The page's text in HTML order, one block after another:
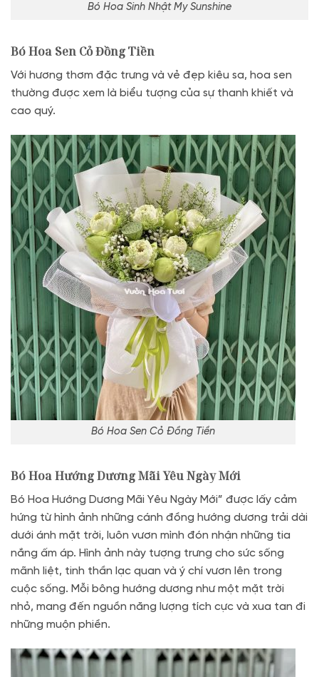
Bó Hoa Sinh Nhật My Sunshine
Bó Hoa Sen Cỏ Đồng Tiền
Với hương thơm đặc trưng và vẻ đẹp kiêu sa, hoa sen
thường được xem là biểu tượng của sự thanh khiết và
cao quý.
Bó Hoa Sen Cỏ Đồng Tiền
Bó Hoa Hướng Dương Mãi Yêu Ngày Mới
Bó Hoa Hướng Dương Mãi Yêu Ngày Mới” được lấy cảm
hứng từ hình ảnh những cánh đồng hướng dương trải dài
dưới ánh mặt trời, luôn vươn mình đón nhận những tia
nắng ấm áp. Hình ảnh này tượng trưng cho sức sống
mãnh liệt, tinh thần lạc quan và ý chí vươn lên trong
cuộc sống. Mỗi bông hướng dương như một mặt trời
nhỏ, mang đến nguồn năng lượng tích cực và xua tan đi
những muộn phiền.